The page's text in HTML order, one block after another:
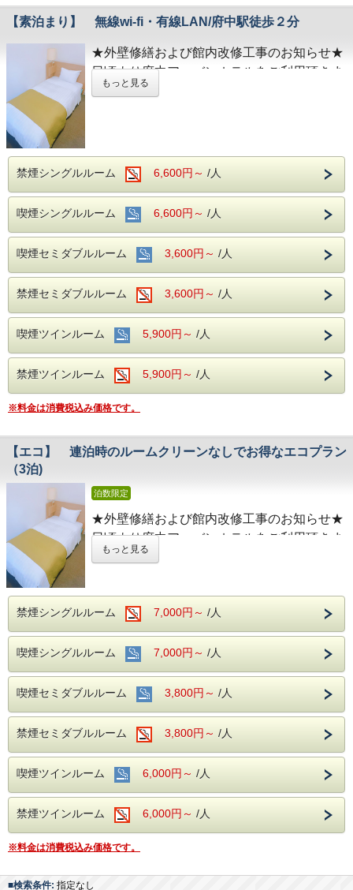
【素泊まり】 無線wi-fi・有線LAN/府中駅徒歩２分
★外壁修繕および館内改修工事のお知らせ★
日頃より府中アーバンホテルをご利用頂きま
して、誠にありがとうございます。
る臭気が発生する事がございます。
外壁に足場が設置され、8:30～18:00まで、
作業員が移動・作業する場合がございます。
期間中の窓の開閉はご遠慮くださいますよう
お願い申し上げます。
ご迷惑をお掛けいたしますが、何卒、ご理
解・ご了承の程、宜しくお願い申し上げま
す。
★大浴場 営業休止のお知らせ★
いつも府中アーバンホテルをご利用いただき
ましてありがとうございます。
６階大浴場にて、緊急の改修作業のため、当
面の間、営業を休止させていただいておりま
お客様には大変ご迷惑をお掛け致しまして、
何卒、ご理解、ご協力のほどよろしくお願い
◆新宿まで特急24分！都心へのアクセスに好立地◆
当ホテルは府中市で唯一大浴場のあるホテル
一日の疲れを大浴場でゆっくりと癒して下さ
い。
大浴場は男女入れ替え制となっております。
お気を付け下さい。
お部屋のご希望等ございましたらご記入下さ
い。
ご希望に添えない場合もございます。
もっと見る
禁煙シングルルーム 6,600円～ /人
喫煙シングルルーム 6,600円～ /人
喫煙セミダブルルーム 3,600円～ /人
禁煙セミダブルルーム 3,600円～ /人
喫煙ツインルーム 5,900円～ /人
禁煙ツインルーム 5,900円～ /人
※料金は消費税込み価格です。
【エコ】 連泊時のルームクリーンなしでお得なエコプラン
（3泊)
泊数限定
★外壁修繕および館内改修工事のお知らせ★
日頃より府中アーバンホテルをご利用頂きま
して、誠にありがとうございます。
工事を実施いたします。
期間中は工事に伴う音・振動・塗装に起因す
る臭気が発生する事がございます。
外壁に足場が設置され、8:30～18:00まで、
作業員が移動・作業する場合がございます。
期間中の窓の開閉はご遠慮くださいますよう
ご迷惑をお掛けいたしますが、何卒、ご理
解・ご了承の程、宜しくお願い申し上げま
す。
いつも府中アーバンホテルをご利用いただき
ましてありがとうございます。
面の間、営業を休止させていただいておりま
もっと見る
禁煙シングルルーム 7,000円～ /人
喫煙シングルルーム 7,000円～ /人
喫煙セミダブルルーム 3,800円～ /人
禁煙セミダブルルーム 3,800円～ /人
喫煙ツインルーム 6,000円～ /人
禁煙ツインルーム 6,000円～ /人
※料金は消費税込み価格です。
■検索条件: 指定なし